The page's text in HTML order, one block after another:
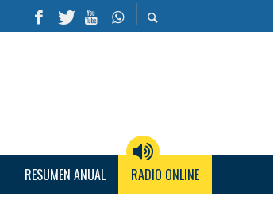
RESUMEN ANUAL RADIO ONLINE